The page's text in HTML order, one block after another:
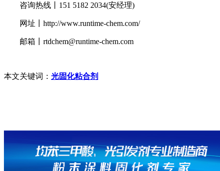
咨询热线丨151 5182 2034(安经理)
网址丨http://www.runtime-chem.com/
邮箱丨rtdchem@runtime-chem.com
本文关键词： 光固化粘合剂